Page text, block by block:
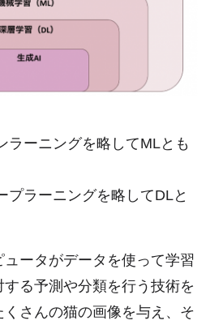
ーニングを略してMLとも
ラーニングを略してDLと
ータがデータを使って学習
る予測や分類を行う技術を
さんの猫の画像を与え、そ